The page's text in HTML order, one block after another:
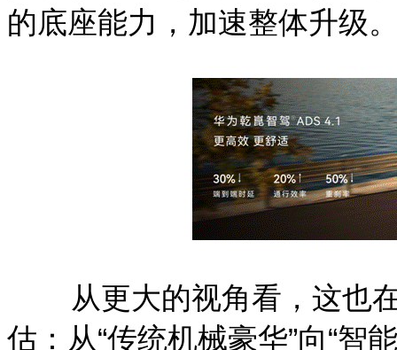
的底座能力，加速整体升级
从更大的视角看，这也在
估：从“传统机械豪华”向“智